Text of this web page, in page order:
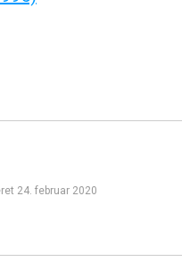
24. februar 2020